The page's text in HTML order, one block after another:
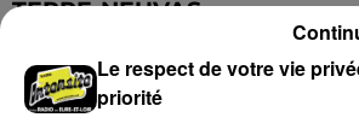
TERRE-NEUVAS
Jeudi 11 février 2027 à 14h30 à
Paty, bibliothèque Abbé-Grégoire
Cher) : L’épopée des Terre-Neuvas.
Le respect de votre vie
priorité